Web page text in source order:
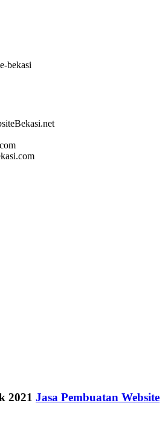
2021 Jasa Pembuatan Website